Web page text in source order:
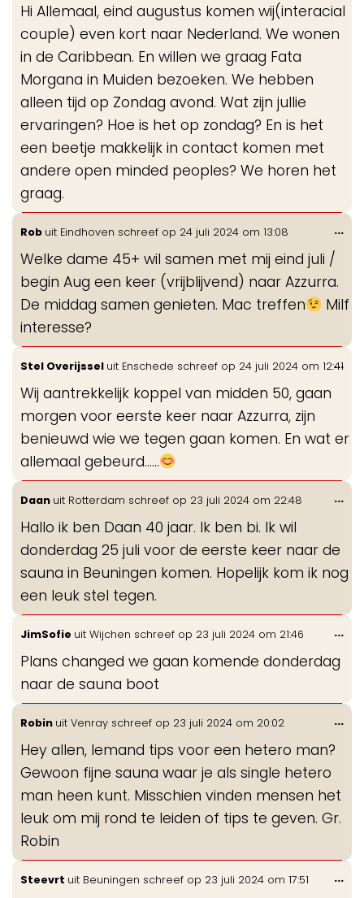
Hi Allemaal, eind augustus komen wij(interacial
couple) even kort naar Nederland. We wonen
in de Caribbean. En willen we graag Fata
Morgana in Muiden bezoeken. We hebben
alleen tijd op Zondag avond. Wat zijn jullie
ervaringen? Hoe is het op zondag? En is het
een beetje makkelijk in contact komen met
andere open minded peoples? We horen het
graag.
Rob uit Eindhoven schreef op 24 juli 2024 om 13:08
Welke dame 45+ wil samen met mij eind juli /
begin Aug een keer (vrijblijvend) naar Azzurra.
De middag samen genieten. Mac treffen
Milf
interesse?
...
Stel Overijssel uit Enschede schreef op 24 juli 2024 om 12:41
Wij aantrekkelijk koppel van midden 50, gaan
morgen voor eerste keer naar Azzurra, zijn
benieuwd wie we tegen gaan komen. En wat er
allemaal gebeurd……
...
Daan uit Rotterdam schreef op 23 juli 2024 om 22:48
Hallo ik ben Daan 40 jaar. Ik ben bi. Ik wil
donderdag 25 juli voor de eerste keer naar de
sauna in Beuningen komen. Hopelijk kom ik nog
een leuk stel tegen.
...
JimSofie uit Wijchen schreef op 23 juli 2024 om 21:46
Plans changed we gaan komende donderdag
naar de sauna boot
...
Robin uit Venray schreef op 23 juli 2024 om 20:02
Hey allen, Iemand tips voor een hetero man?
Gewoon fijne sauna waar je als single hetero
man heen kunt. Misschien vinden mensen het
leuk om mij rond te leiden of tips te geven. Gr.
Robin
...
Steevrt uit Beuningen schreef op 23 juli 2024 om 17:51 ...